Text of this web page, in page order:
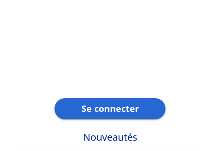
Se connecter
Nouveautés